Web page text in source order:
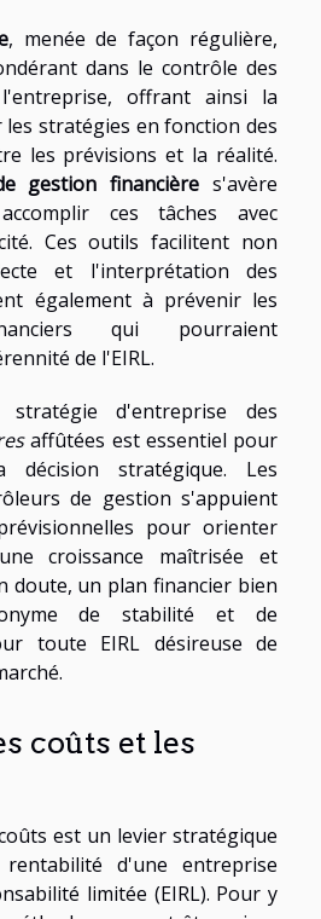
, menée de façon régulière,
dans le contrôle des
offrant ainsi la
stratégies en fonction des
les prévisions et la réalité.
gestion financière s'avère
ces tâches avec
Ces outils facilitent non
et l'interprétation des
également à prévenir les
qui pourraient
de l'EIRL.
d'entreprise des
affûtées est essentiel pour
stratégique. Les
de gestion s'appuient
pour orienter
croissance maîtrisée et
doute, un plan financier bien
de stabilité et de
toute EIRL désireuse de
coûts et les
est un levier stratégique
d'une entreprise
limitée (EIRL). Pour y